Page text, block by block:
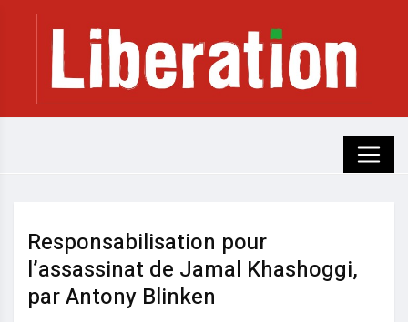
Responsabilisation pour
l’assassinat de Jamal Khashoggi,
par Antony Blinken